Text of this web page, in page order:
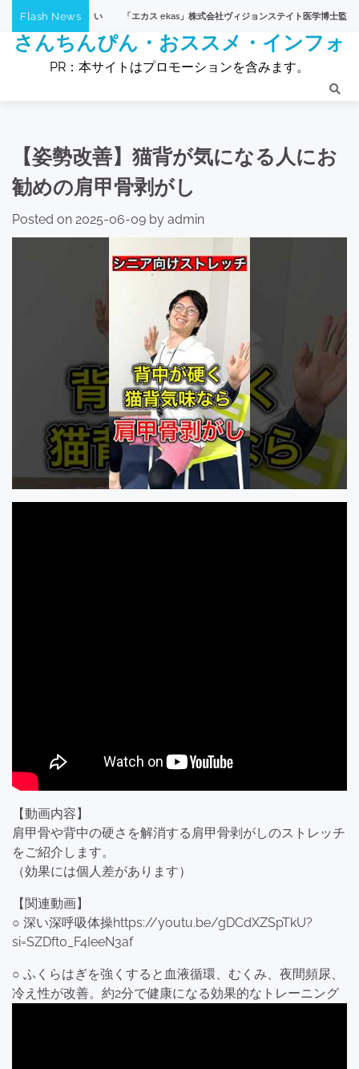
content
Flash News「エカス ekas」株式会社ヴィジョンステイト医学博士監修アルコール飲み過
さんちんぴん・おススメ・インフォ
PR：本サイトはプロモーションを含みます。
【姿勢改善】猫背が気になる人にお
勧めの肩甲骨剥がし
Posted on 2025-06-09 by admin
【動画内容】
肩甲骨や背中の硬さを解消する肩甲骨剥がしのストレッチ
をご紹介します。
（効果には個人差があります）
【関連動画】
○ 深い深呼吸体操https://youtu.be/gDCdXZSpTkU?
si=SZDft0_F4IeeN3af
○ ふくらはぎを強くすると血液循環、むくみ、夜間頻尿、
冷え性が改善。約2分で健康になる効果的なトレーニング